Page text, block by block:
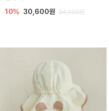
10% 30,600원 34,000원